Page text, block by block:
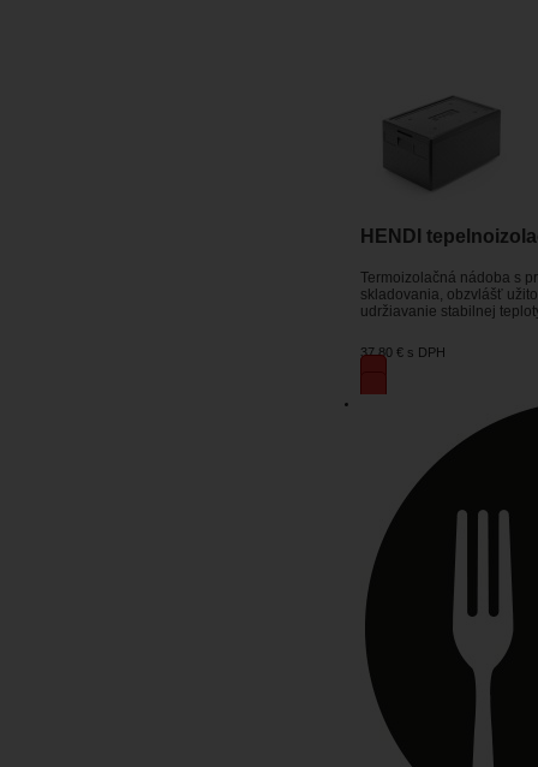
HENDI
Termoizolačná nádoba s
skladovania, obzvlášť
udržiavanie stabilnej
37,80 € s DPH